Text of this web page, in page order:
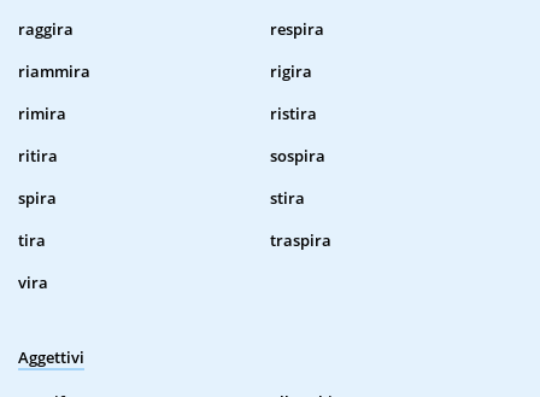
raggira
respira
riammira
rigira
rimira
ristira
ritira
sospira
spira
stira
tira
traspira
vira
Aggettivi